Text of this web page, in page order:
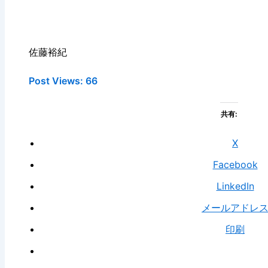
佐藤裕紀
Post Views: 66
共有:
X
Facebook
LinkedIn
メールアドレス
印刷